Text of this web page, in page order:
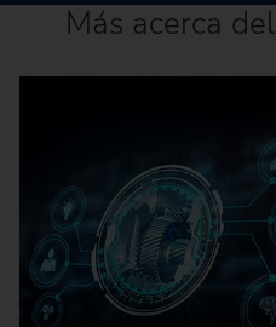
Más acerca del